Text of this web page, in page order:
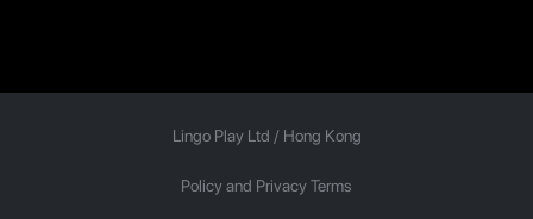
Lingo Play Ltd / Hong Kong
Policy and Privacy Terms